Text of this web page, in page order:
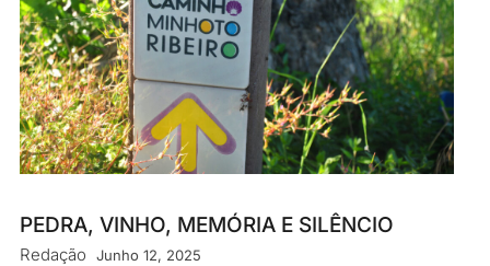
PEDRA, VINHO, MEMÓRIA E SILÊNCIO
Redação Junho 12, 2025